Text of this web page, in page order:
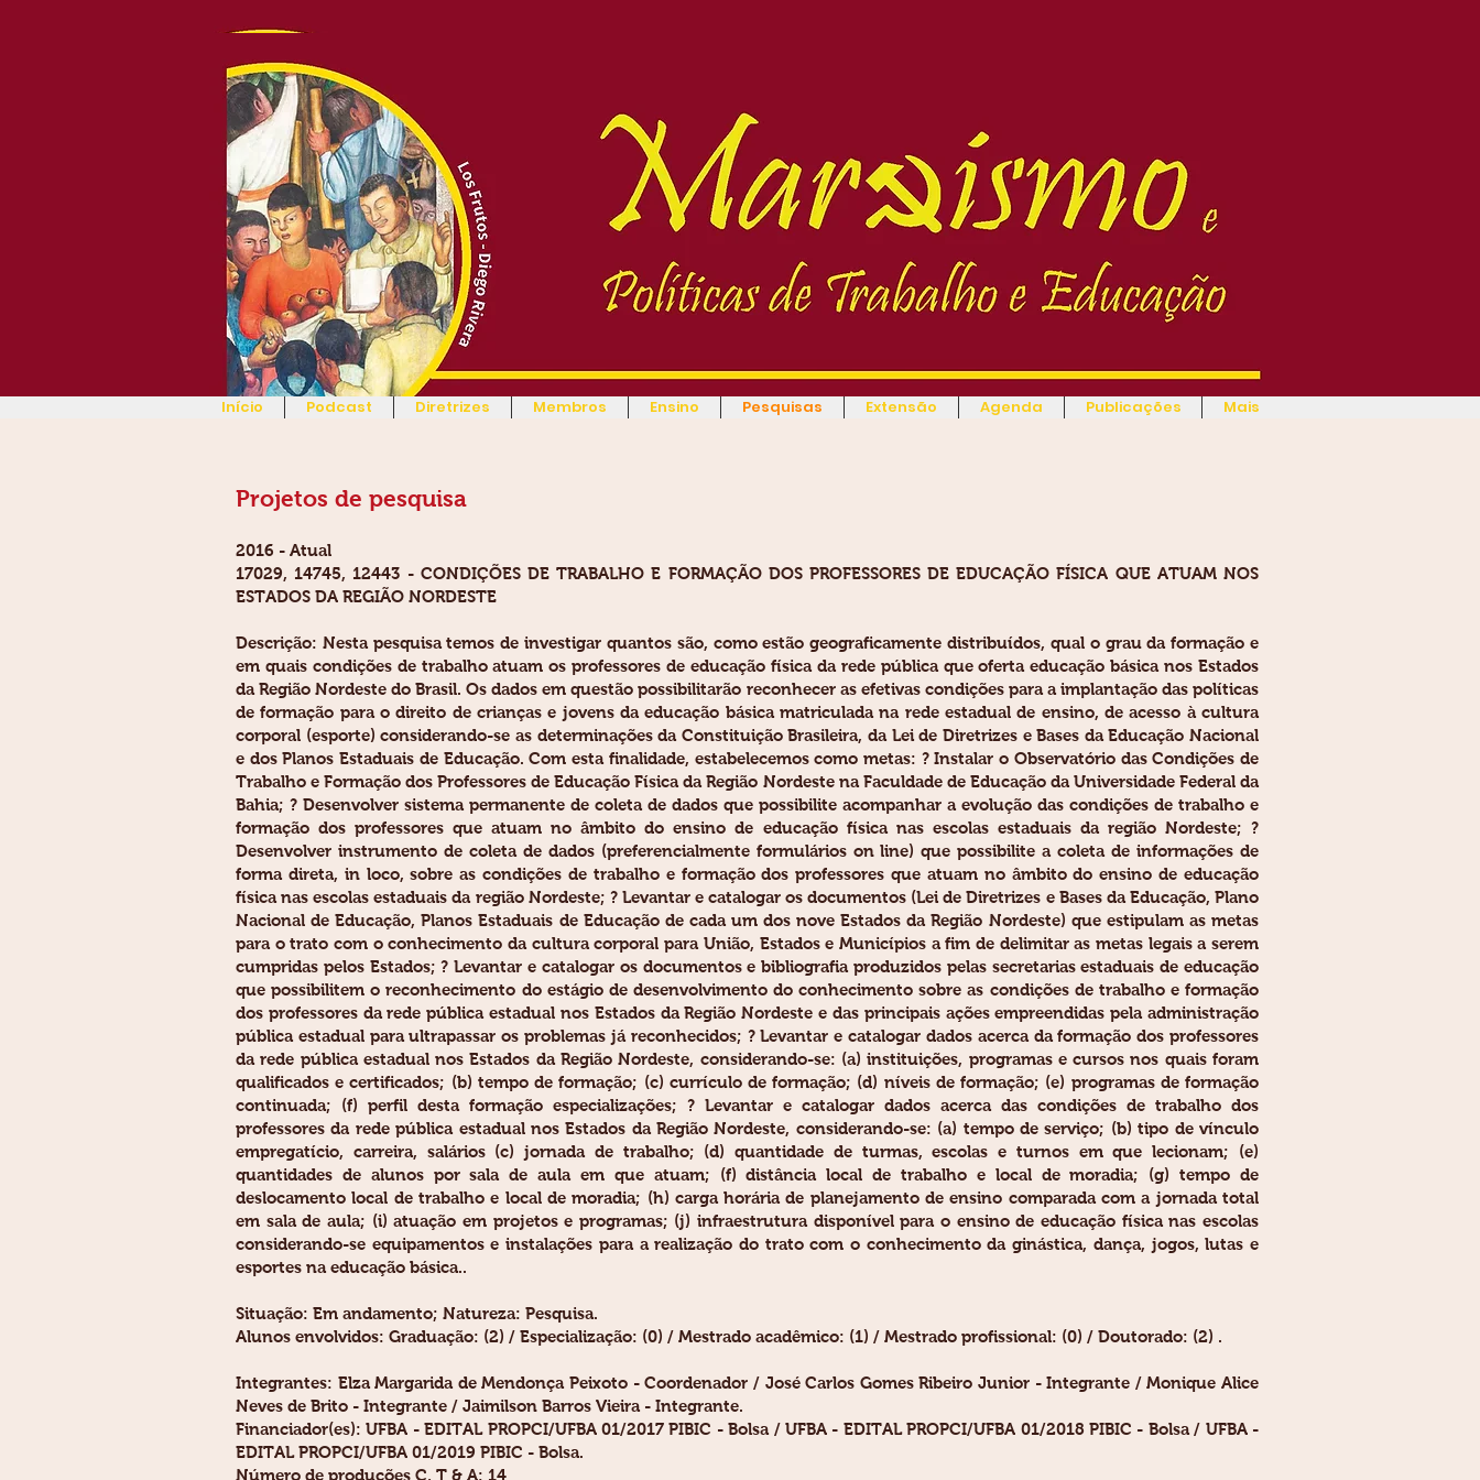
Início Podcast Diretrizes Membros Ensino Pesquisas Extensão Agenda Publicações Mais
Projetos de pesquisa
2016 - Atual
17029, 14745, 12443 - CONDIÇÕES DE TRABALHO E FORMAÇÃO DOS PROFESSORES DE EDUCAÇÃO FÍSICA QUE ATUAM NOS
ESTADOS DA REGIÃO NORDESTE
Descrição: Nesta pesquisa temos de investigar quantos são, como estão geograficamente distribuídos, qual o grau da formação e
em quais condições de trabalho atuam os professores de educação física da rede pública que oferta educação básica nos Estados
da Região Nordeste do Brasil. Os dados em questão possibilitarão reconhecer as efetivas condições para a implantação das políticas
de formação para o direito de crianças e jovens da educação básica matriculada na rede estadual de ensino, de acesso à cultura
corporal (esporte) considerando-se as determinações da Constituição Brasileira, da Lei de Diretrizes e Bases da Educação Nacional
e dos Planos Estaduais de Educação. Com esta finalidade, estabelecemos como metas: ? Instalar o Observatório das Condições de
Trabalho e Formação dos Professores de Educação Física da Região Nordeste na Faculdade de Educação da Universidade Federal da
Bahia; ? Desenvolver sistema permanente de coleta de dados que possibilite acompanhar a evolução das condições de trabalho e
formação dos professores que atuam no âmbito do ensino de educação física nas escolas estaduais da região Nordeste; ?
Desenvolver instrumento de coleta de dados (preferencialmente formulários on line) que possibilite a coleta de informações de
forma direta, in loco, sobre as condições de trabalho e formação dos professores que atuam no âmbito do ensino de educação
física nas escolas estaduais da região Nordeste; ? Levantar e catalogar os documentos (Lei de Diretrizes e Bases da Educação, Plano
Nacional de Educação, Planos Estaduais de Educação de cada um dos nove Estados da Região Nordeste) que estipulam as metas
para o trato com o conhecimento da cultura corporal para União, Estados e Municípios a fim de delimitar as metas legais a serem
cumpridas pelos Estados; ? Levantar e catalogar os documentos e bibliografia produzidos pelas secretarias estaduais de educação
que possibilitem o reconhecimento do estágio de desenvolvimento do conhecimento sobre as condições de trabalho e formação
dos professores da rede pública estadual nos Estados da Região Nordeste e das principais ações empreendidas pela administração
pública estadual para ultrapassar os problemas já reconhecidos; ? Levantar e catalogar dados acerca da formação dos professores
da rede pública estadual nos Estados da Região Nordeste, considerando-se: (a) instituições, programas e cursos nos quais foram
qualificados e certificados; (b) tempo de formação; (c) currículo de formação; (d) níveis de formação; (e) programas de formação
continuada; (f) perfil desta formação especializações; ? Levantar e catalogar dados acerca das condições de trabalho dos
professores da rede pública estadual nos Estados da Região Nordeste, considerando-se: (a) tempo de serviço; (b) tipo de vínculo
empregatício, carreira, salários (c) jornada de trabalho; (d) quantidade de turmas, escolas e turnos em que lecionam; (e)
quantidades de alunos por sala de aula em que atuam; (f) distância local de trabalho e local de moradia; (g) tempo de
deslocamento local de trabalho e local de moradia; (h) carga horária de planejamento de ensino comparada com a jornada total
em sala de aula; (i) atuação em projetos e programas; (j) infraestrutura disponível para o ensino de educação física nas escolas
considerando-se equipamentos e instalações para a realização do trato com o conhecimento da ginástica, dança, jogos, lutas e
esportes na educação básica..
Situação: Em andamento; Natureza: Pesquisa.
Alunos envolvidos: Graduação: (2) / Especialização: (0) / Mestrado acadêmico: (1) / Mestrado profissional: (0) / Doutorado: (2) .
Integrantes: Elza Margarida de Mendonça Peixoto - Coordenador / José Carlos Gomes Ribeiro Junior - Integrante / Monique Alice
Neves de Brito - Integrante / Jaimilson Barros Vieira - Integrante.
Financiador(es): UFBA - EDITAL PROPCI/UFBA 01/2017 PIBIC - Bolsa / UFBA - EDITAL PROPCI/UFBA 01/2018 PIBIC - Bolsa / UFBA -
EDITAL PROPCI/UFBA 01/2019 PIBIC - Bolsa.
Número de produções C, T & A: 14